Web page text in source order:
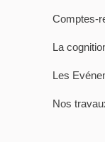
Comptes-
La
Les
Nos